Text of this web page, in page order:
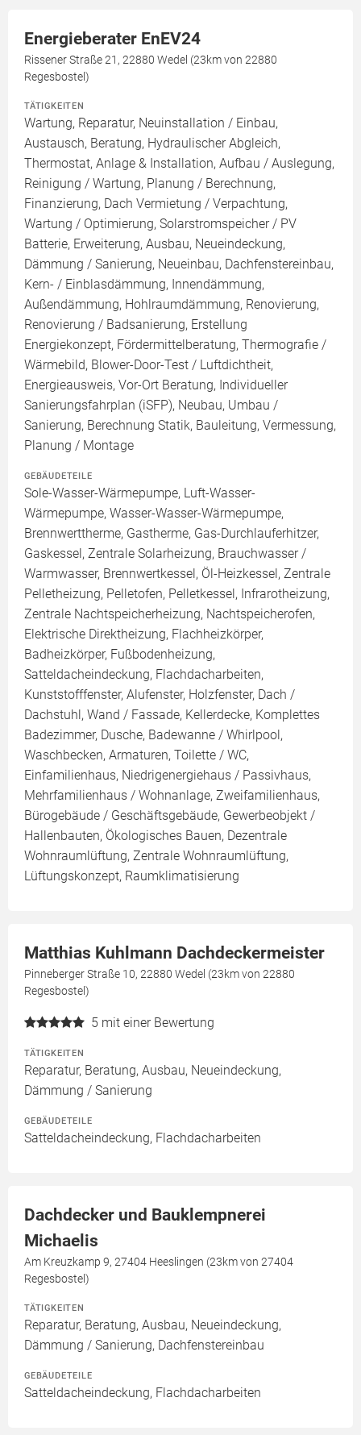
Energieberater EnEV24
Rissener Straße 21, 22880 Wedel (23km von 22880
Regesbostel)
TÄTIGKEITEN
Wartung, Reparatur, Neuinstallation / Einbau,
Austausch, Beratung, Hydraulischer Abgleich,
Thermostat, Anlage & Installation, Aufbau / Auslegung,
Reinigung / Wartung, Planung / Berechnung,
Finanzierung, Dach Vermietung / Verpachtung,
Wartung / Optimierung, Solarstromspeicher / PV
Batterie, Erweiterung, Ausbau, Neueindeckung,
Dämmung / Sanierung, Neueinbau, Dachfenstereinbau,
Kern- / Einblasdämmung, Innendämmung,
Außendämmung, Hohlraumdämmung, Renovierung,
Renovierung / Badsanierung, Erstellung
Energiekonzept, Fördermittelberatung, Thermografie /
Wärmebild, Blower-Door-Test / Luftdichtheit,
Energieausweis, Vor-Ort Beratung, Individueller
Sanierungsfahrplan (iSFP), Neubau, Umbau /
Sanierung, Berechnung Statik, Bauleitung, Vermessung,
Planung / Montage
GEBÄUDETEILE
Sole-Wasser-Wärmepumpe, Luft-Wasser-
Wärmepumpe, Wasser-Wasser-Wärmepumpe,
Brennwerttherme, Gastherme, Gas-Durchlauferhitzer,
Gaskessel, Zentrale Solarheizung, Brauchwasser /
Warmwasser, Brennwertkessel, Öl-Heizkessel, Zentrale
Pelletheizung, Pelletofen, Pelletkessel, Infrarotheizung,
Zentrale Nachtspeicherheizung, Nachtspeicherofen,
Elektrische Direktheizung, Flachheizkörper,
Badheizkörper, Fußbodenheizung,
Satteldacheindeckung, Flachdacharbeiten,
Kunststofffenster, Alufenster, Holzfenster, Dach /
Dachstuhl, Wand / Fassade, Kellerdecke, Komplettes
Badezimmer, Dusche, Badewanne / Whirlpool,
Waschbecken, Armaturen, Toilette / WC,
Einfamilienhaus, Niedrigenergiehaus / Passivhaus,
Mehrfamilienhaus / Wohnanlage, Zweifamilienhaus,
Bürogebäude / Geschäftsgebäude, Gewerbeobjekt /
Hallenbauten, Ökologisches Bauen, Dezentrale
Wohnraumlüftung, Zentrale Wohnraumlüftung,
Lüftungskonzept, Raumklimatisierung
Matthias Kuhlmann Dachdeckermeister
Pinneberger Straße 10, 22880 Wedel (23km von 22880
Regesbostel)
5 mit einer Bewertung
TÄTIGKEITEN
Reparatur, Beratung, Ausbau, Neueindeckung,
Dämmung / Sanierung
GEBÄUDETEILE
Satteldacheindeckung, Flachdacharbeiten
Dachdecker und Bauklempnerei
Michaelis
Am Kreuzkamp 9, 27404 Heeslingen (23km von 27404
Regesbostel)
TÄTIGKEITEN
Reparatur, Beratung, Ausbau, Neueindeckung,
Dämmung / Sanierung, Dachfenstereinbau
GEBÄUDETEILE
Satteldacheindeckung, Flachdacharbeiten